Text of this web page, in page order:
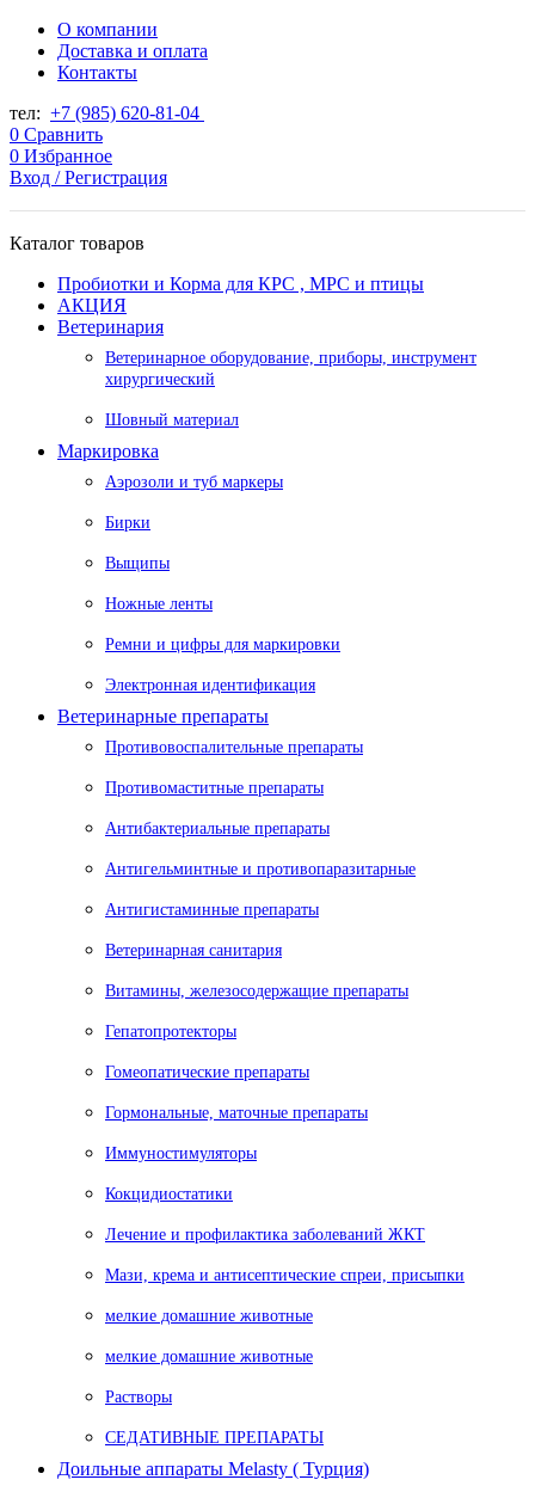
О компании
Доставка и оплата
Контакты
тел: +7 (985) 620-81-04
0 Сравнить
0 Избранное
Вход / Регистрация
Каталог товаров
Пробиотки и Корма для КРС , МРС и птицы
АКЦИЯ
Ветеринария
Ветеринарное оборудование, приборы, инструмент
хирургический
Шовный материал
Маркировка
Аэрозоли и туб маркеры
Бирки
Выщипы
Ножные ленты
Ремни и цифры для маркировки
Электронная идентификация
Ветеринарные препараты
Противовоспалительные препараты
Противомаститные препараты
Антибактериальные препараты
Антигельминтные и противопаразитарные
Антигистаминные препараты
Ветеринарная санитария
Витамины, железосодержащие препараты
Гепатопротекторы
Гомеопатические препараты
Гормональные, маточные препараты
Иммуностимуляторы
Кокцидиостатики
Лечение и профилактика заболеваний ЖКТ
Мази, крема и антисептические спреи, присыпки
мелкие домашние животные
мелкие домашние животные
Растворы
СЕДАТИВНЫЕ ПРЕПАРАТЫ
Доильные аппараты Melasty ( Турция)